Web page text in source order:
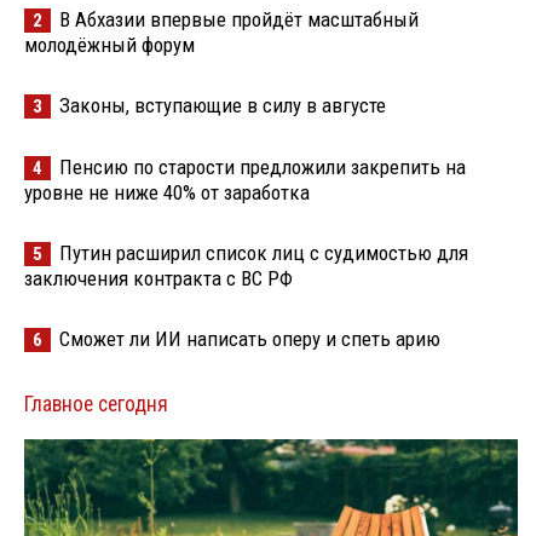
2
В Абхазии впервые пройдёт масштабный
молодёжный форум
3 Законы, вступающие в силу в августе
4
Пенсию по старости предложили закрепить на
уровне не ниже 40% от заработка
5
Путин расширил список лиц с судимостью для
заключения контракта с ВС РФ
6 Сможет ли ИИ написать оперу и спеть арию
Главное сегодня